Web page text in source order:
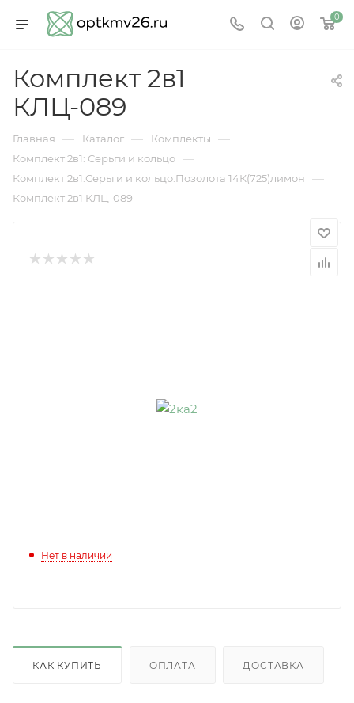
0
Комплект 2в1
КЛЦ-089
Главная — Каталог — Комплекты —
Комплект 2в1: Серьги и кольцо —
Комплект 2в1:Серьги и кольцо.Позолота 14К(725)лимон —
Комплект 2в1 КЛЦ-089
Нет в наличии
КАК КУПИТЬ ОПЛАТА ДОСТАВКА